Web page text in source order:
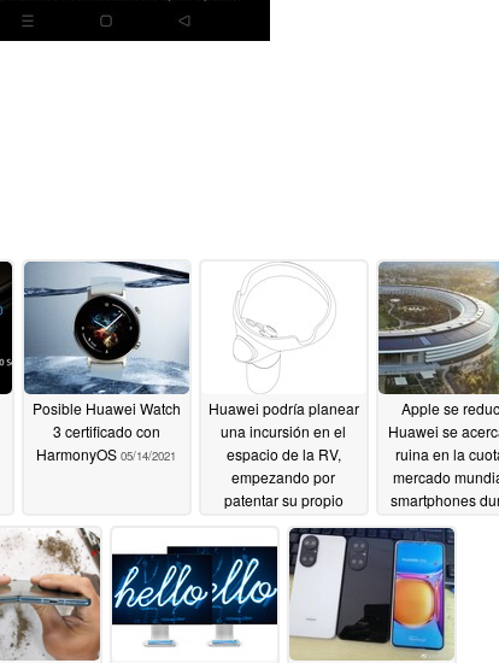
Posible Huawei Watch
3 certificado con
HarmonyOS 05/14/2021
Huawei podría planear
una incursión en el
espacio de la RV,
empezando por
patentar su propio
05/05/2021
Apple se
Huawei se
ruina en la
mercado
smartphones
202105/02/2021